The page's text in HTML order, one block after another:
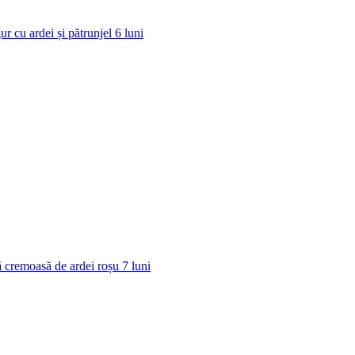
cu ardei și pătrunjel 6 luni
cremoasă de ardei roșu 7 luni